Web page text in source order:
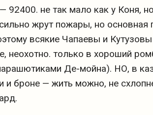
92400. не так мало как у Коня,
жрут пожары, но основная
всякие Чапаевы и
неохотно. только в хороший
Де-мойна). НО, в
и броне — жить можно, не